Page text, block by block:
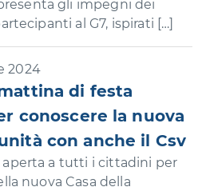
gli impegni dei
al G7, ispirati […]
2024
di festa
conoscere la nuova
con anche il Csv
a tutti i cittadini per
nuova Casa della